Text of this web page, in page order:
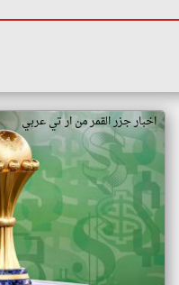
اخبار جزر القمر من ار تي عربي